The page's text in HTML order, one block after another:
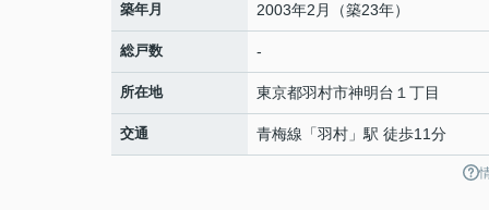
築年月 2003年2月（築23年）
総戸数 -
所在地 東京都羽村市神明台 １丁目
交通 青梅線 「羽村 」駅 徒歩11分